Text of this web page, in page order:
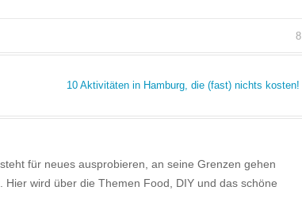
8
10 Aktivitäten in Hamburg, die (fast) nichts kosten!
für neues ausprobieren, an seine Grenzen gehen
wird über die Themen Food, DIY und das schöne